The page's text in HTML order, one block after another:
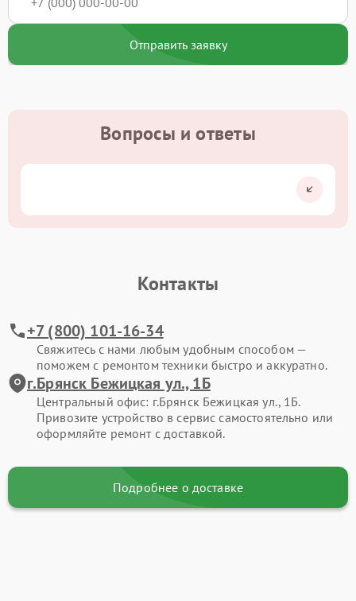
Отправить заявку
Вопросы и ответы
Контакты
+7 (800) 101-16-34
Свяжитесь с нами любым удобным способом —
поможем с ремонтом техники быстро и аккуратно.
г.Брянск Бежицкая ул., 1Б
Центральный офис: г.Брянск Бежицкая ул., 1Б.
Привозите устройство в сервис самостоятельно или
оформляйте ремонт с доставкой.
Подробнее о доставке